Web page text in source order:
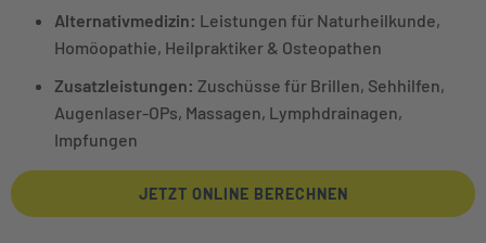
Alternativmedizin: Leistungen für Naturheilkunde,
Homöopathie, Heilpraktiker & Osteopathen
Zusatzleistungen: Zuschüsse für Brillen, Sehhilfen,
Augenlaser-OPs, Massagen, Lymphdrainagen,
Impfungen
JETZT ONLINE BERECHNEN